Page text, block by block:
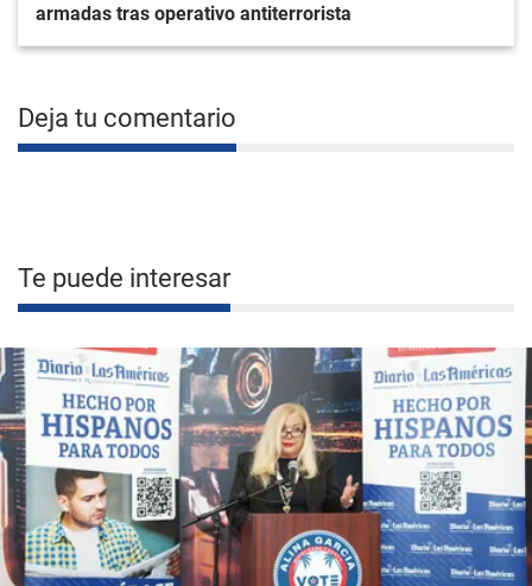
armadas tras operativo antiterrorista
Deja tu comentario
Te puede interesar